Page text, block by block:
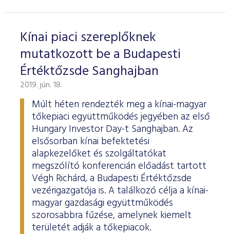
Kínai piaci szereplőknek
mutatkozott be a Budapesti
Értéktőzsde Sanghajban
2019. jún. 18.
Múlt héten rendezték meg a kínai-magyar
tőkepiaci együttműködés jegyében az első
Hungary Investor Day-t Sanghajban. Az
elsősorban kínai befektetési
alapkezelőket és szolgáltatókat
megszólító konferencián előadást tartott
Végh Richárd, a Budapesti Értéktőzsde
vezérigazgatója is. A találkozó célja a kínai-
magyar gazdasági együttműködés
szorosabbra fűzése, amelynek kiemelt
területét adják a tőkepiacok.